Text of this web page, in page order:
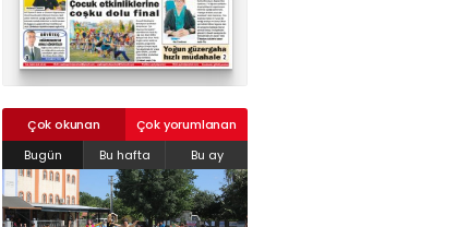
Çok okunan
Çok yorumlanan
Bugün
Bu hafta Bu ay